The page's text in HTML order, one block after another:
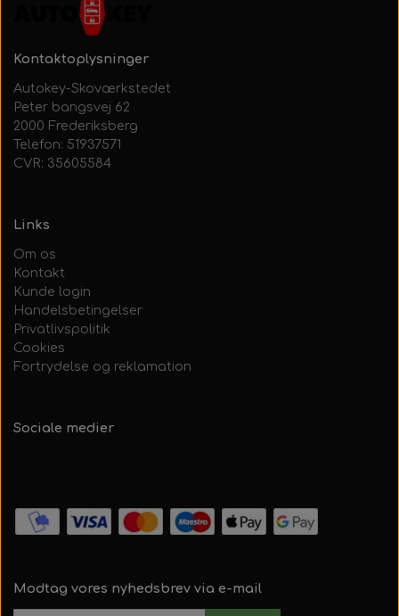
Kontaktoplysninger
Autokey-Skoværkstedet
Peter bangsvej 62
2000 Frederiksberg
Telefon: 51937571
CVR: 35605584
Links
Om os
Kontakt
Kunde login
Handelsbetingelser
Privatlivspolitik
Cookies
Fortrydelse og reklamation
Sociale medier
Modtag vores nyhedsbrev via e-mail